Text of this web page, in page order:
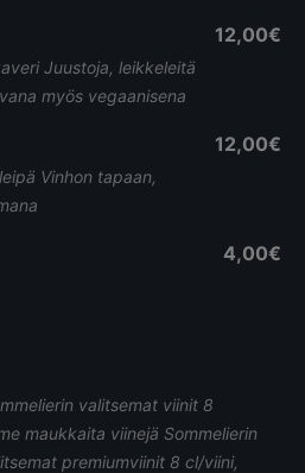
Juustoja, leikkeleitä
myös vegaanisena
12,00€
Vinhon tapaan,
12,00€
4,00€
valitsemat viinit 8
maukkaita viinejä Sommelierin
premiumviinit 8 cl/viini,